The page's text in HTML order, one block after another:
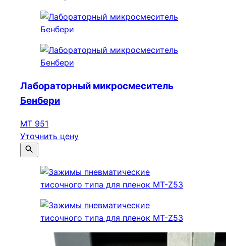
Лабораторный микросмеситель
Бенбери
МТ 951
Уточнить цену